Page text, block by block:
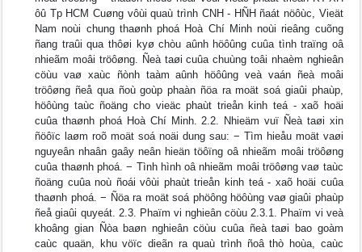
ôû Tp HCM Cuøng vôùi quaù trình CNH - HÑH ñaát nöôùc, Vieät
Nam noùi chung thaønh phoá Hoà Chí Minh noùi rieâng cuõng
ñang traûi qua thôøi kyø chòu aûnh höôûng cuûa tình traïng oâ
nhieãm moâi tröôøng. Ñeà taøi cuûa chuùng toâi nhaèm nghieân
cöùu vaø xaùc ñònh taàm aûnh höôûng veà vaán ñeà moâi
tröôøng ñeå qua ñoù goùp phaàn ñöa ra moät soá giaûi phaùp,
höôùng taùc ñoäng cho vieäc phaùt trieån kinh teá - xaõ hoäi
cuûa thaønh phoá Hoà Chí Minh. 2.2. Nhieäm vuï Ñeà taøi xin
ñöôïc laøm roõ moät soá noäi dung sau: − Tìm hieåu moät vaøi
nguyeân nhaân gaây neân hieän töôïng oâ nhieãm moâi tröôøng
cuûa thaønh phoá. − Tình hình oâ nhieãm moâi tröôøng vaø taùc
ñoäng cuûa noù ñoái vôùi phaùt trieån kinh teá - xaõ hoäi cuûa
thaønh phoá. − Ñöa ra moät soá phöông höôùng vaø giaûi phaùp
ñeå giaûi quyeát. 2.3. Phaïm vi nghieân cöùu 2.3.1. Phaïm vi veà
khoâng gian Ñòa baøn nghieân cöùu cuûa ñeà taøi bao goàm
caùc quaän, khu vöïc dieãn ra quaù trình ñoâ thò hoùa, caùc